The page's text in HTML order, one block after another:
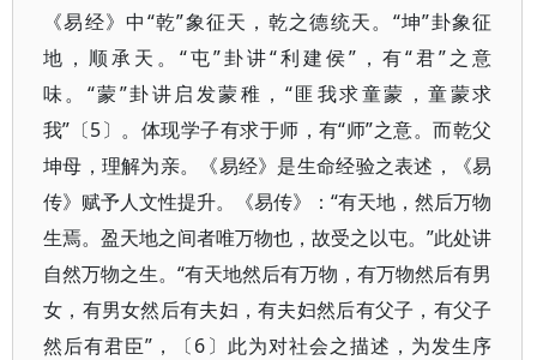
《易经》中“乾”象征天，乾之德统天。“坤”卦象征
地，顺承天。“屯”卦讲“利建侯”，有“君”之意
味。“蒙”卦讲启发蒙稚，“匪我求童蒙，童蒙求
我”〔5〕。体现学子有求于师，有“师”之意。而乾父
坤母，理解为亲。《易经》是生命经验之表述，《易
传》赋予人文性提升。《易传》：“有天地，然后万物
生焉。盈天地之间者唯万物也，故受之以屯。”此处讲
自然万物之生。“有天地然后有万物，有万物然后有男
女，有男女然后有夫妇，有夫妇然后有父子，有父子
然后有君臣”，〔6〕此为对社会之描述，为发生序